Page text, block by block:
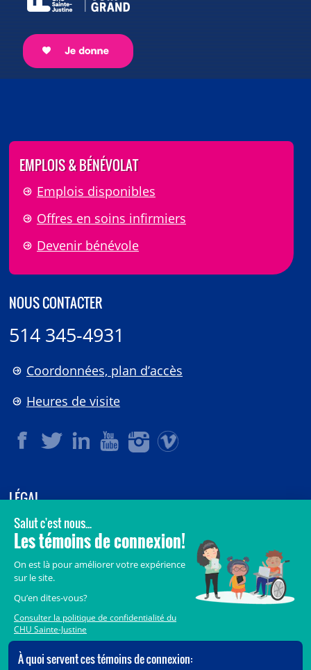
EMPLOIS & BÉNÉVOLAT
Emplois disponibles
Offres en soins infirmiers
Devenir bénévole
NOUS CONTACTER
514 345-4931
Coordonnées, plan d’accès
Heures de visite
LÉGAL
© 2006-2026CHU Sainte-Justine.
Tous droits réservés.
Crédits
Accès aux documents des organismes publics